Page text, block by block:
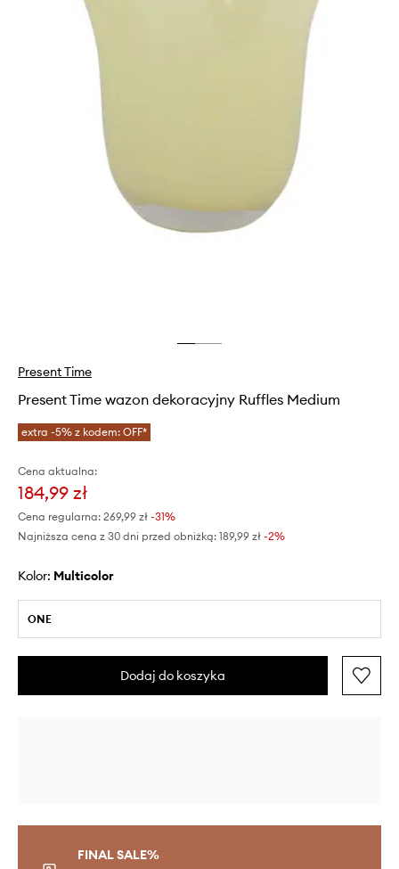
Present Time
Present Time wazon dekoracyjny Ruffles Medium
extra -5% z kodem: OFF*
Cena aktualna:
184,99 zł
Cena regularna: 269,99 zł -31%
Najniższa cena z 30 dni przed obniżką: 189,99 zł -2%
Kolor: multicolor
ONE
Dodaj do koszyka
FINAL SALE%